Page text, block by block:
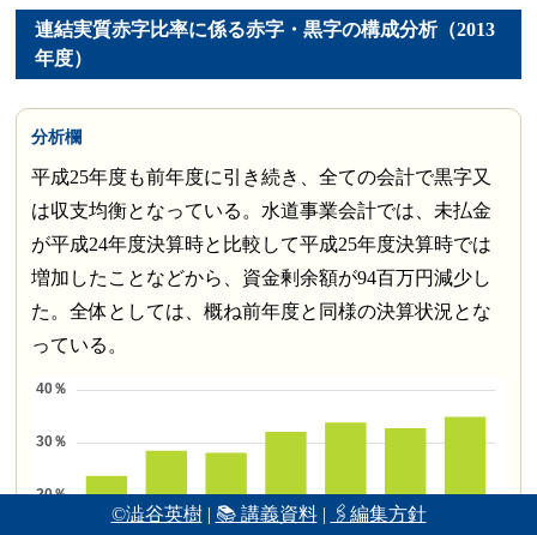
©澁谷英樹| 📚 講義資料| 🖇編集方針
連結実質赤字比率に係る赤字・黒字の構成分析（2013
年度）
分析欄
平成25年度も前年度に引き続き、全ての会計で黒字又
は収支均衡となっている。水道事業会計では、未払金
が平成24年度決算時と比較して平成25年度決算時では
増加したことなどから、資金剰余額が94百万円減少し
た。全体としては、概ね前年度と同様の決算状況とな
っている。